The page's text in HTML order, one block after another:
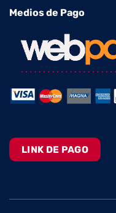
Medios de Pago
LINK DE PAGO